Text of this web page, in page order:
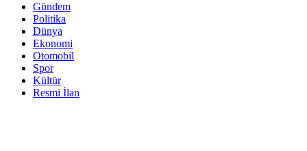
Gündem
Politika
Dünya
Ekonomi
Otomobil
Spor
Kültür
Resmi İlan